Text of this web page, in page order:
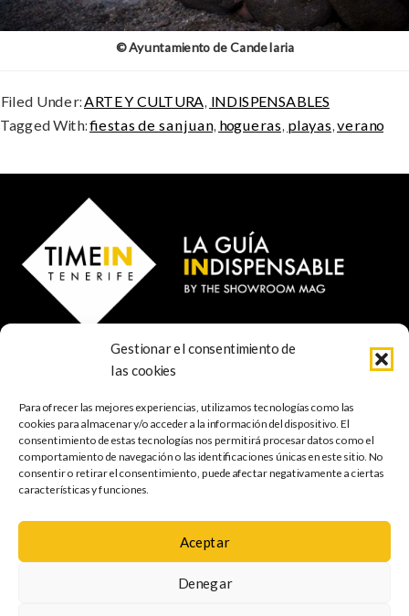
Gestionar el consentimiento de
las cookies
Para ofrecer las mejores experiencias, utilizamos tecnologías como las
cookies para almacenar y/o acceder a la información del dispositivo. El
consentimiento de estas tecnologías nos permitirá procesar datos como el
comportamiento de navegación o las identificaciones únicas en este sitio. No
consentir o retirar el consentimiento, puede afectar negativamente a ciertas
características y funciones.
Aceptar
Denegar
© Ayuntamiento de Candelaria
Filed Under:ARTE Y CULTURA, INDISPENSABLES
Tagged With:fiestas de san juan, hogueras, playas,verano
© 2024 TIME IN TENERIFE - Rosti Family Group S.L.
38001 Santa Cruz de Tenerife (ES)
INDISPENSABLEARTE & CULTURAMÚSICAGASTRONOMÍA
NATURALEZAESCAPADASCOMPRASFOTOGRAFÍAGRATISINFANTIL
Política de
privacidad